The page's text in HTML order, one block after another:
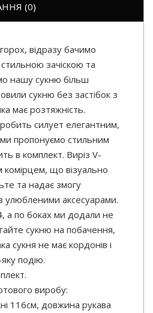
(0)
відразу бачимо
зачіскою та
нашу сукню більш
сукню без застібок з
має розтяжність.
зробить силует елегантним,
пропонуємо стильним
в комплект. Виріз V-
що візуально
та надає змогу
улюбленими аксесуарами.
а по боках ми додали не
сукню на побачення,
сукня не має кордонів і
подію.
виробу:
116см, довжина рукава